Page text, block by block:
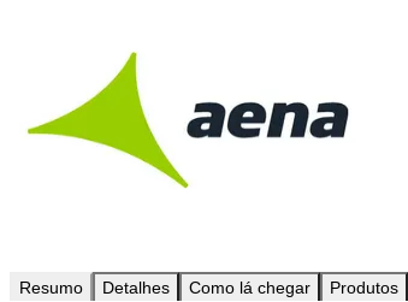
Resumo Detalhes Como lá chegar Produtos